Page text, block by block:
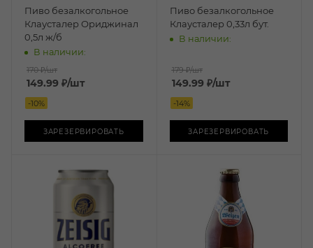
Пиво безалкогольное
Клаусталер Ориджинал
0,5л ж/б
В наличии:
170 ₽/шт
149.99 ₽/шт
-10%
ЗАРЕЗЕРВИРОВАТЬ
Пиво безалкогольное
Клаусталер 0,33л бут.
В наличии:
179 ₽/шт
149.99₽/шт
-14%
ЗАРЕЗЕРВИРОВАТЬ